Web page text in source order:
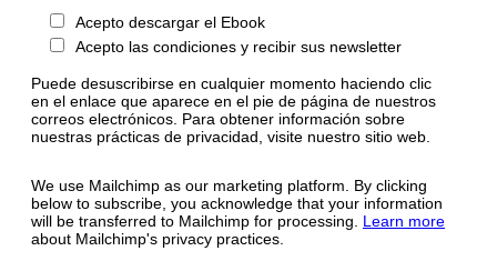
Acepto descargar el Ebook
Acepto las condiciones y recibir sus newsletter
Puede desuscribirse en cualquier momento haciendo clic
en el enlace que aparece en el pie de página de nuestros
correos electrónicos. Para obtener información sobre
nuestras prácticas de privacidad, visite nuestro sitio web.
We use Mailchimp as our marketing platform. By clicking
below to subscribe, you acknowledge that your information
will be transferred to Mailchimp for processing. Learn more
about Mailchimp's privacy practices.